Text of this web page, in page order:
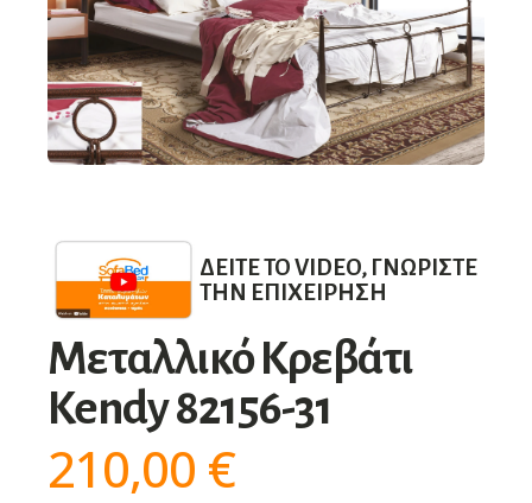
ΔΕΊΤΕ ΤΟ VIDEO, ΓΝΩΡΊΣΤΕ
ΤΗΝ ΕΠΙΧΕΊΡΗΣΗ
Μεταλλικό Κρεβάτι
Kendy 82156-31
210,00 €